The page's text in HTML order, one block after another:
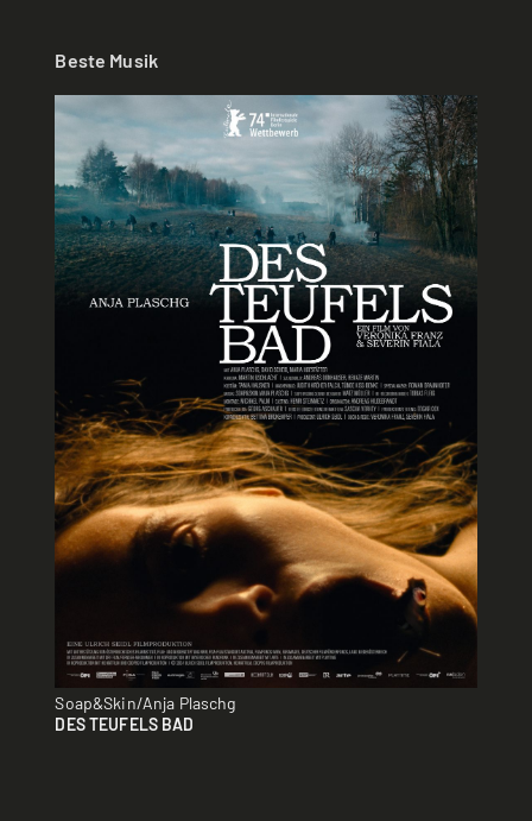
Beste Musik
Soap&Skin/Anja Plaschg
DES TEUFELS BAD